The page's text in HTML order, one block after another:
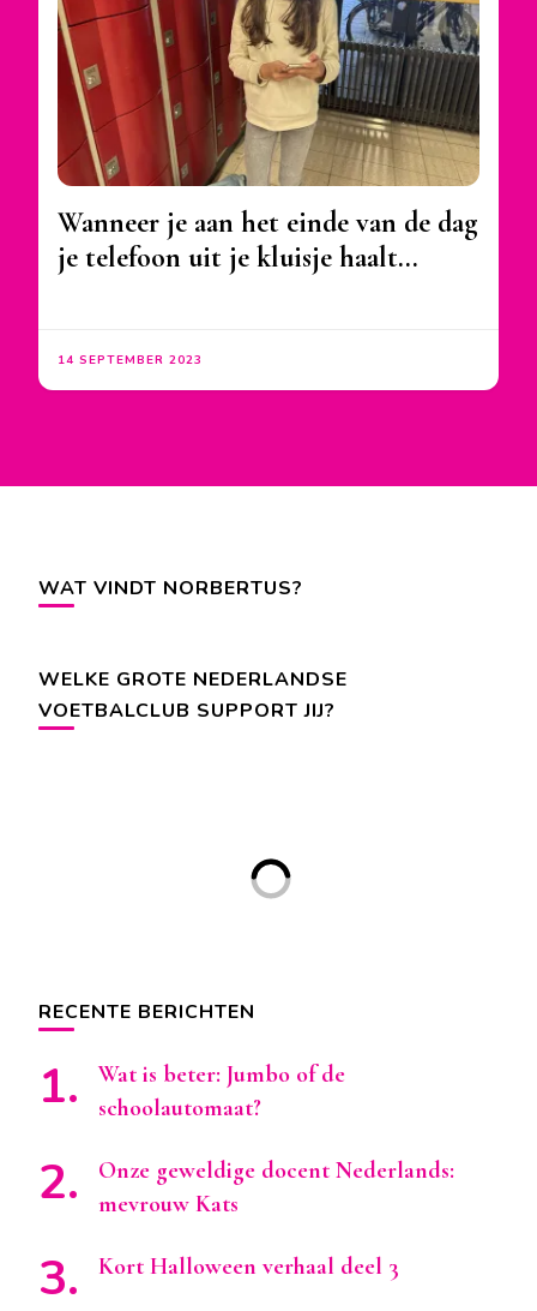
Wanneer je aan het einde van de dag
je telefoon uit je kluisje haalt…
14 SEPTEMBER 2023
WAT VINDT NORBERTUS?
WELKE GROTE NEDERLANDSE
VOETBALCLUB SUPPORT JIJ?
RECENTE BERICHTEN
Wat is beter: Jumbo of de
schoolautomaat?
Onze geweldige docent Nederlands:
mevrouw Kats
Kort Halloween verhaal deel 3